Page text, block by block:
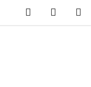
Hledat
KOŠÍK